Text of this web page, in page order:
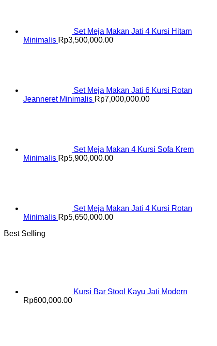
Set Meja Makan Jati 4 Kursi Hitam
Minimalis Rp3,500,000.00
Set Meja Makan Jati 6 Kursi Rotan
Jeanneret Minimalis Rp7,000,000.00
Set Meja Makan 4 Kursi Sofa Krem
Minimalis Rp5,900,000.00
Set Meja Makan Jati 4 Kursi Rotan
Minimalis Rp5,650,000.00
Best Selling
Kursi Bar Stool Kayu Jati Modern
Rp600,000.00